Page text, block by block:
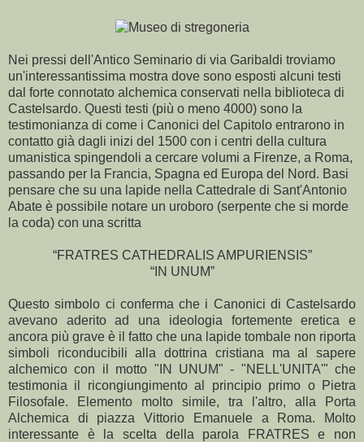
Nei pressi dell'Antico Seminario di via Garibaldi troviamo
un'interessantissima mostra dove sono esposti alcuni testi
dal forte connotato alchemica conservati nella biblioteca di
Castelsardo. Questi testi (più o meno 4000) sono la
testimonianza di come i Canonici del Capitolo entrarono in
contatto già dagli inizi del 1500 con i centri della cultura
umanistica spingendoli a cercare volumi a Firenze, a Roma,
passando per la Francia, Spagna ed Europa del Nord. Basi
pensare che su una lapide nella Cattedrale di Sant'Antonio
Abate è possibile notare un uroboro (serpente che si morde
la coda) con una scritta
“FRATRES CATHEDRALIS AMPURIENSIS”
“IN UNUM”
Questo simbolo ci conferma che i Canonici di Castelsardo
avevano aderito ad una ideologia fortemente eretica e
ancora più grave è il fatto che una lapide tombale non riporta
simboli riconducibili alla dottrina cristiana ma al sapere
alchemico con il motto "IN UNUM" - "NELL'UNITA'" che
testimonia il ricongiungimento al principio primo o Pietra
Filosofale. Elemento molto simile, tra l'altro, alla Porta
Alchemica di piazza Vittorio Emanuele a Roma. Molto
interessante è la scelta della parola FRATRES e non